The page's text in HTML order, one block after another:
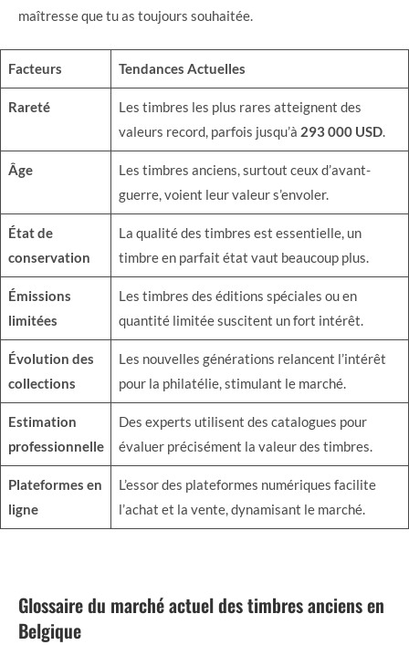
maîtresse que tu as toujours souhaitée.
Facteurs Tendances Actuelles
Rareté
Les timbres les plus rares atteignent des
valeurs record, parfois jusqu’à 293 000 USD.
Âge
Les timbres anciens, surtout ceux d’avant-
guerre, voient leur valeur s’envoler.
État de
conservation
La qualité des timbres est essentielle, un
timbre en parfait état vaut beaucoup plus.
Émissions
limitées
Les timbres des éditions spéciales ou en
quantité limitée suscitent un fort intérêt.
Évolution des
collections
Les nouvelles générations relancent l’intérêt
pour la philatélie, stimulant le marché.
Estimation
professionnelle
Des experts utilisent des catalogues pour
évaluer précisément la valeur des timbres.
Plateformes en
ligne
L’essor des plateformes numériques facilite
l’achat et la vente, dynamisant le marché.
Glossaire du marché actuel des timbres anciens en
Belgique